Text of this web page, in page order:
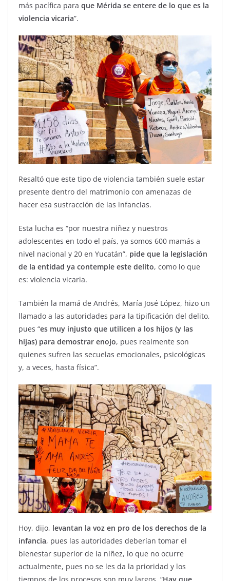
más pacífica para que Mérida se entere de lo que es la
violencia vicaria”.
Resaltó que este tipo de violencia también suele estar
presente dentro del matrimonio con amenazas de
hacer esa sustracción de las infancias.
Esta lucha es “por nuestra niñez y nuestros
adolescentes en todo el país, ya somos 600 mamás a
nivel nacional y 20 en Yucatán”, pide que la legislación
de la entidad ya contemple este delito, como lo que
es: violencia vicaria.
También la mamá de Andrés, María José López, hizo un
llamado a las autoridades para la tipificación del delito,
pues “es muy injusto que utilicen a los hijos (y las
hijas) para demostrar enojo, pues realmente son
quienes sufren las secuelas emocionales, psicológicas
y, a veces, hasta física”.
Hoy, dijo, levantan la voz en pro de los derechos de la
infancia, pues las autoridades deberían tomar el
bienestar superior de la niñez, lo que no ocurre
actualmente, pues no se les da la prioridad y los